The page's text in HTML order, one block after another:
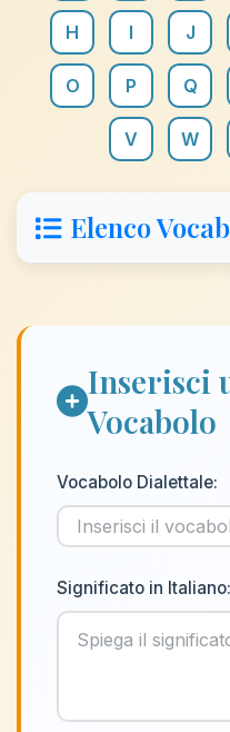
H I J
O P Q
V W
Elenco
Inserisci
Vocabolo
Vocabolo Dialettale:
Significato in Italiano: